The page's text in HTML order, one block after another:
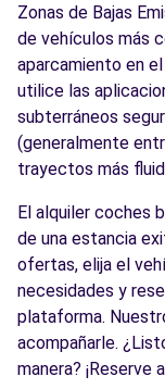
Zonas de Bajas
de vehículos más
aparcamiento en
utilice las
subterráneos
(generalmente
trayectos más
El alquiler coches
de una estancia
ofertas, elija el
necesidades y
plataforma.
acompañarle.
manera? ¡Reserve